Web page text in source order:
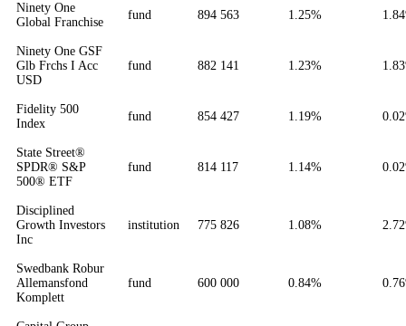
Ninety One
Global Franchise
fund 894 563 1.25%
Ninety One GSF
Glb Frchs I Acc
USD
fund 882 141 1.23%
Fidelity 500
Index
fund 854 427 1.19%
State Street®
SPDR® S&P
500® ETF
fund 814 117 1.14%
Disciplined
Growth Investors
Inc
institution 775 826 1.08%
Swedbank Robur
Allemansfond
Komplett
fund 600 000 0.84%